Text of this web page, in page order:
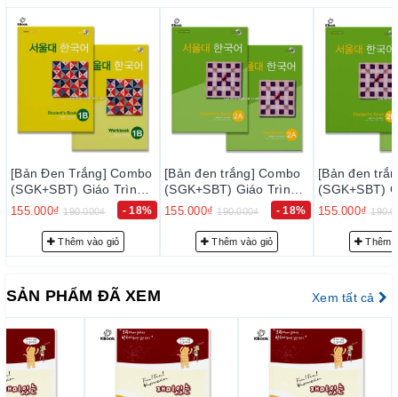
1. Cam k
ng s
KoreanViet- Sách Tiếng Hàncam kết chỉ phân phối và
mang đến cho quý khách hàng những đầu sách tiếng Hàn chất
lượng tốt nhất trên thị trường hiện nay, đảm bảo đúng chất
lượng sách đẹp, nội dung rõ ràng và đầy đủ chi tiết.
– Bảo đảm mỗi quyển sách trước khi xuất kho đều phải qua
thực hiện kiểm tra kỹ lưỡng để loại trừ sự cố có thể xảy ra
trong thời gian sớm nhất, nhằm đạt tiêu chuẩn chất lượng tốt
với độ tin cậy cao, thoả mãn nhu cầu của khách hàng.
– Luôn luôn lắng nghe, luôn luôn cải tiến để chất lượng của
sản phẩm và dịch vụ ngày càng tốt hơn.
Đội ngũ tư vấn viên của chúng tôi sẽ tư vấn thông tin trước
nhu cầu… nhằm giảm giúp khách hàng có sự lựa chọn phù
hợp với trình độ của mình.
3. Cam k
c vụsau b
[Bản đen trắng] Combo
(SGK+SBT) Giáo Trình
Tiếng Hàn Seoul 2A - 서
155.000₫ 190.000₫ - 18%
Thêm vào giỏ
[Bản đen trắng] Combo
(SGK+SBT) Giáo Trình
Tiếng Hàn Seoul 2B - 서
155.000₫ 190.000₫ - 18%
Thêm vào giỏ
[Bản đen
Tiếng Hàn
155.000₫
SẢN PHẨM ĐÃ XEM Xem tất cả